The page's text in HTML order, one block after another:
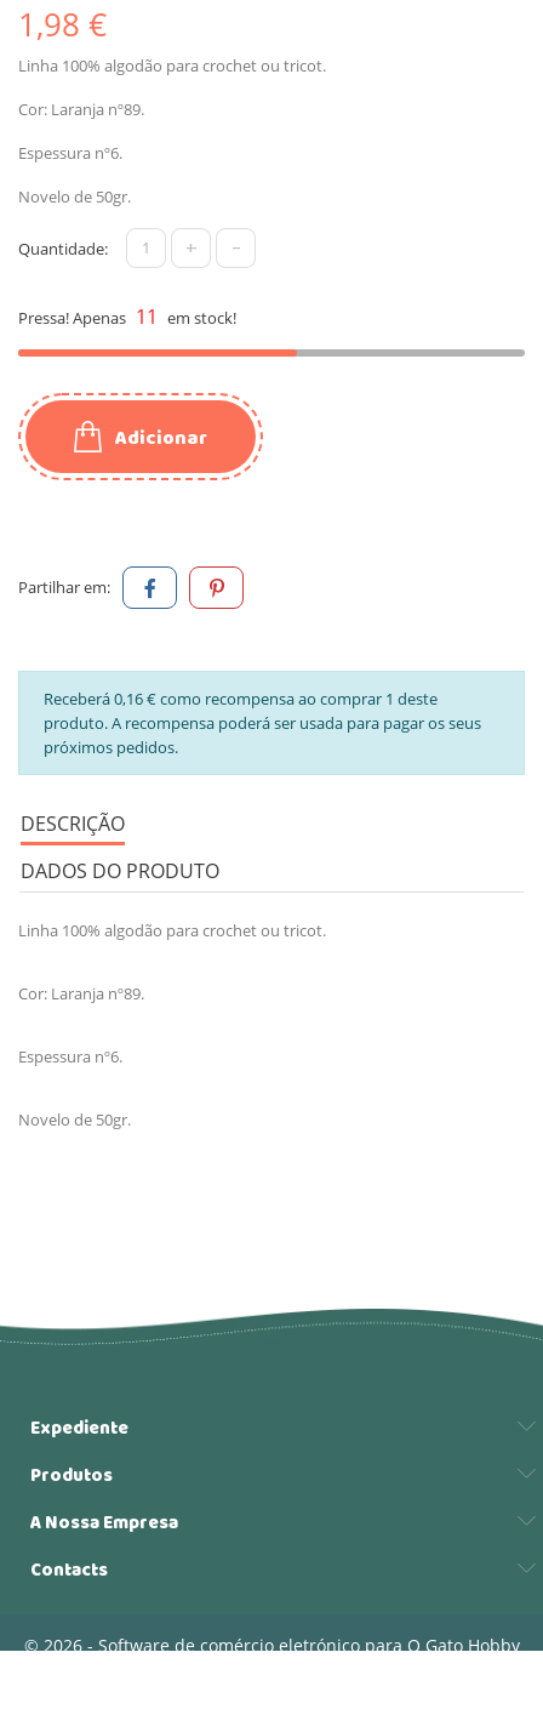
1,98 €
Linha 100% algodão para crochet ou tricot.
Cor: Laranja nº89.
Espessura nº6.
Novelo de 50gr.
Quantidade: + -
Pressa! Apenas 11 em stock!
Adicionar
Partilhar em:
Receberá 0,16 € como recompensa ao comprar 1 deste
produto. A recompensa poderá ser usada para pagar os seus
próximos pedidos.
DESCRIÇÃO
DADOS DO PRODUTO
Linha 100% algodão para crochet ou tricot.
Cor: Laranja nº89.
Espessura nº6.
Novelo de 50gr.
Expediente
Produtos
A Nossa Empresa
Contacts
© 2026 - Software de comércio eletrónico para O Gato Hobby